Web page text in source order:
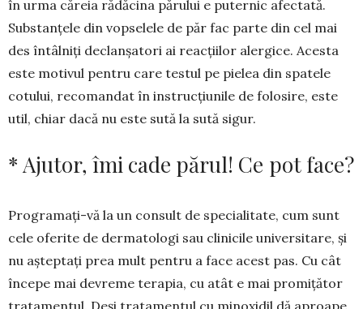
în urma căreia rădăcina părului e puternic afectată.
Substanțele din vopselele de păr fac parte din cel mai
des întâlniți declan­șatori ai reacțiilor alergice. Acesta
este motivul pentru care testul pe pielea din spatele
cotului, recomandat în instrucțiunile de folosire, este
util, chiar dacă nu este sută la sută sigur.
* Ajutor, îmi cade părul! Ce pot face?
Programați-vă la un consult de specialitate, cum sunt
cele oferite de dermatologi sau clinicile universitare, și
nu așteptați prea mult pentru a face acest pas. Cu cât
începe mai devreme tera­pia, cu atât e mai promițător